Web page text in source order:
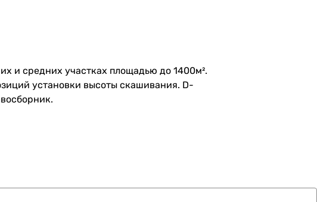
и средних участках площадью до 1400м².
установки высоты скашивания. D-